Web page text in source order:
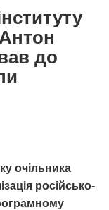
до
очільника
російсько-